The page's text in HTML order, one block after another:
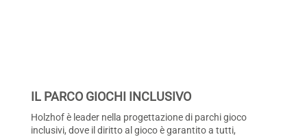
IL PARCO GIOCHI INCLUSIVO
Holzhof è leader nella progettazione di parchi gioco
inclusivi, dove il diritto al gioco è garantito a tutti,